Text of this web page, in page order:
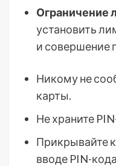
Ограничение
установить
и совершение
Никому не
карты.
Не храните
Прикрывайте
вводе PIN-